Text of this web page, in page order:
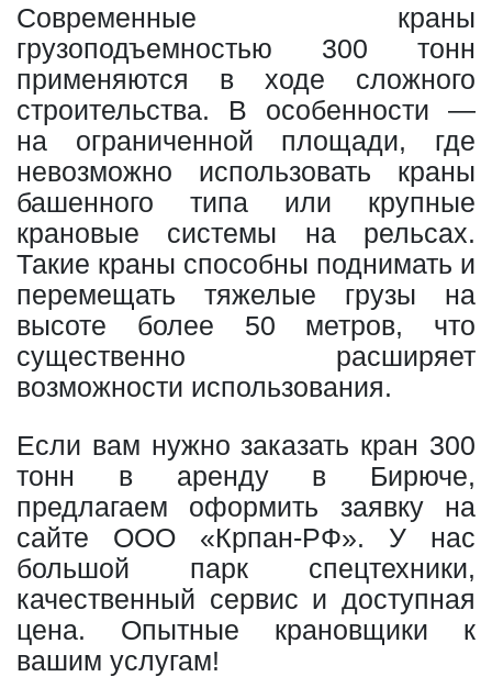
Современные краны
грузоподъемностью 300 тонн
применяются в ходе сложного
строительства. В особенности —
на ограниченной площади, где
невозможно использовать краны
башенного типа или крупные
крановые системы на рельсах.
Такие краны способны поднимать и
перемещать тяжелые грузы на
высоте более 50 метров, что
существенно расширяет
возможности использования.
Если вам нужно заказать кран 300
тонн в аренду в Бирюче,
предлагаем оформить заявку на
сайте ООО «Крпан-РФ». У нас
большой парк спецтехники,
качественный сервис и доступная
цена. Опытные крановщики к
вашим услугам!